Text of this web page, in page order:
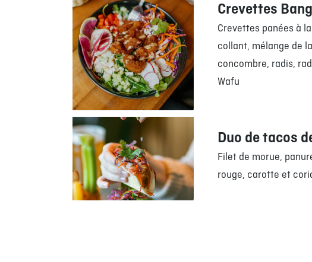
Crevettes
Crevettes panées à
collant, mélange de
concombre, radis,
Wafu
Duo de tacos
Filet de morue,
rouge, carotte et